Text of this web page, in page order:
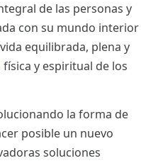
de las personas y
con su mundo interior
equilibrada, plena y
y espiritual de los
la forma de
posible un nuevo
soluciones